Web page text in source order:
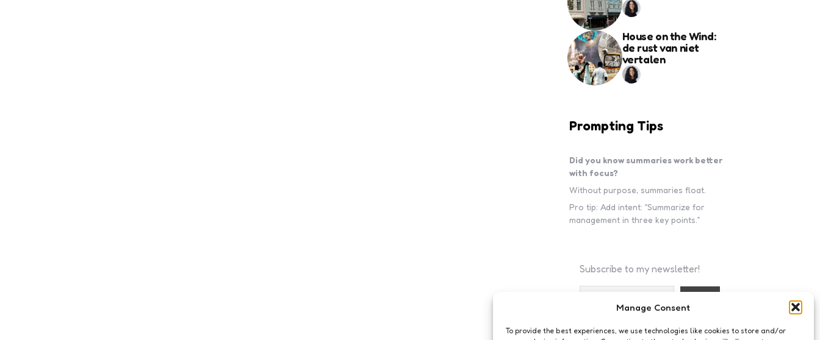
Manage Consent
To provide the best experiences, we use technologies like cookies to store and/or
House on the Wind:
de rust van niet
vertalen
Prompting Tips
Did you know summaries work better
with focus?
Without purpose, summaries float.
Pro tip: Add intent: “Summarize for
management in three key points.”
Subscribe to my newsletter!